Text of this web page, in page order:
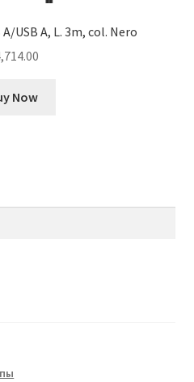
USB A, L. 3m, col. Nero
Now